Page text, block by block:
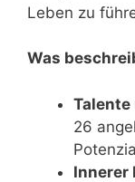
Leben zu
Was
Talente
26
Innerer